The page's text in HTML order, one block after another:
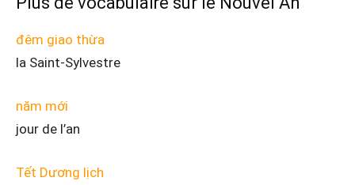
đêm giao thừa
la Saint-Sylvestre
năm mới
jour de l’an
Tết Dương lịch